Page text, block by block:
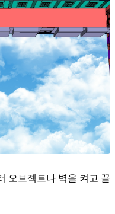
오브젝트나 벽을 켜고 끌